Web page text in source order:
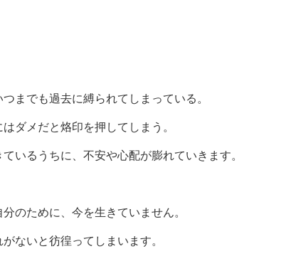
までも過去に縛られてしまっている。
ダメだと烙印を押してしまう。
いるうちに、不安や心配が膨れていきます。
のために、今を生きていません。
ないと彷徨ってしまいます。